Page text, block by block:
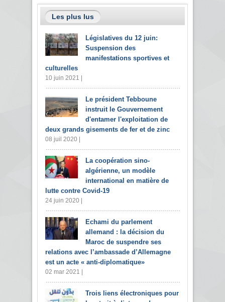
Les plus lus
Législatives du 12 juin:
Suspension des
manifestations sportives et
culturelles
10 juin 2021 |
Le président Tebboune
instruit le Gouvernement
d'entamer l'exploitation de
deux grands gisements de fer et de zinc
08 juil 2020 |
La coopération sino-
algérienne, un modèle
international en matière de
lutte contre Covid-19
24 juin 2020 |
Echami du parlement
allemand : la décision du
Maroc de suspendre ses
relations avec l’ambassade d’Allemagne
est un acte « anti-diplomatique»
02 mar 2021 |
Trois liens électroniques pour